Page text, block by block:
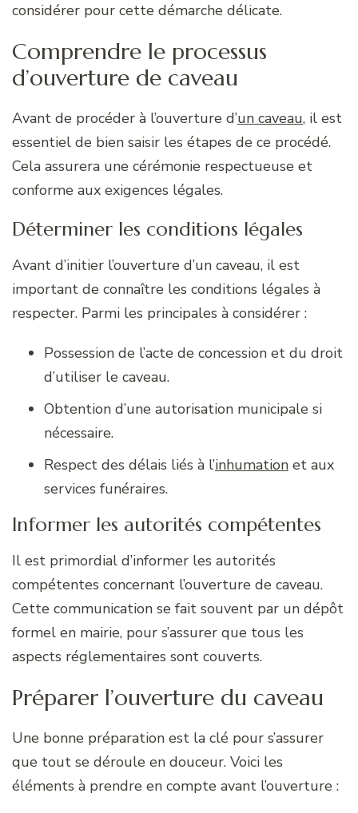
considérer pour cette démarche délicate.
Comprendre le processus
d’ouverture de caveau
Avant de procéder à l’ouverture d’un caveau, il est
essentiel de bien saisir les étapes de ce procédé.
Cela assurera une cérémonie respectueuse et
conforme aux exigences légales.
Déterminer les conditions légales
Avant d’initier l’ouverture d’un caveau, il est
important de connaître les conditions légales à
respecter. Parmi les principales à considérer :
Possession de l’acte de concession et du droit
d’utiliser le caveau.
Obtention d’une autorisation municipale si
nécessaire.
Respect des délais liés à l’inhumation et aux
services funéraires.
Informer les autorités compétentes
Il est primordial d’informer les autorités
compétentes concernant l’ouverture de caveau.
Cette communication se fait souvent par un dépôt
formel en mairie, pour s’assurer que tous les
aspects réglementaires sont couverts.
Préparer l’ouverture du caveau
Une bonne préparation est la clé pour s’assurer
que tout se déroule en douceur. Voici les
éléments à prendre en compte avant l’ouverture :